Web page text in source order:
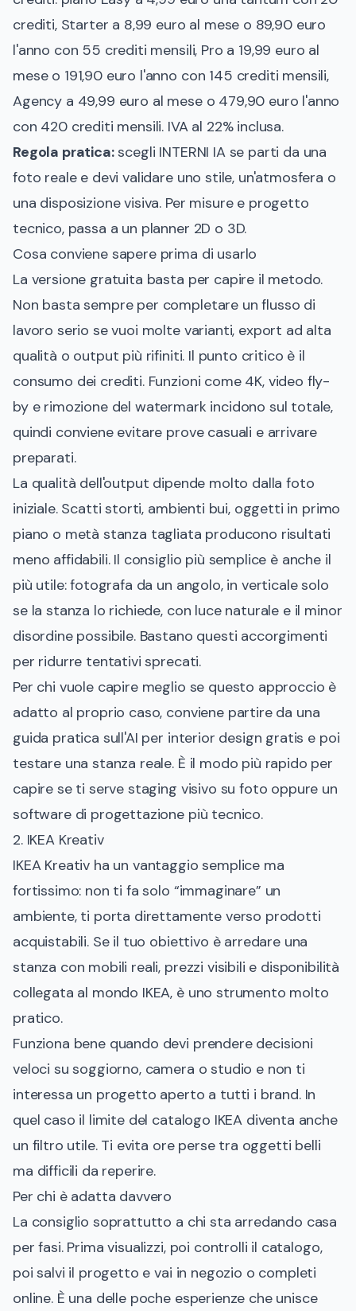
crediti, Starter a 8,99 euro al mese o 89,90 euro
l'anno con 55 crediti mensili, Pro a 19,99 euro al
mese o 191,90 euro l'anno con 145 crediti mensili,
Agency a 49,99 euro al mese o 479,90 euro l'anno
con 420 crediti mensili. IVA al 22% inclusa.
Regola pratica:scegli INTERNI IA se parti da una
foto reale e devi validare uno stile, un'atmosfera o
una disposizione visiva. Per misure e progetto
tecnico, passa a un planner 2D o 3D.
Cosa conviene sapere prima di usarlo
La versione gratuita basta per capire il metodo.
Non basta sempre per completare un flusso di
lavoro serio se vuoi molte varianti, export ad alta
qualità o output più rifiniti. Il punto critico è il
consumo dei crediti. Funzioni come 4K, video fly-
by e rimozione del watermark incidono sul totale,
quindi conviene evitare prove casuali e arrivare
preparati.
La qualità dell'output dipende molto dalla foto
iniziale. Scatti storti, ambienti bui, oggetti in primo
piano o metà stanza tagliata producono risultati
meno affidabili. Il consiglio più semplice è anche il
più utile: fotografa da un angolo, in verticale solo
se la stanza lo richiede, con luce naturale e il minor
disordine possibile. Bastano questi accorgimenti
per ridurre tentativi sprecati.
Per chi vuole capire meglio se questo approccio è
adatto al proprio caso, conviene partire da una
guida pratica sull'AI per interior design gratis e poi
testare una stanza reale. È il modo più rapido per
capire se ti serve staging visivo su foto oppure un
software di progettazione più tecnico.
2. IKEA Kreativ
IKEA Kreativ ha un vantaggio semplice ma
fortissimo: non ti fa solo “immaginare” un
ambiente, ti porta direttamente verso prodotti
acquistabili. Se il tuo obiettivo è arredare una
stanza con mobili reali, prezzi visibili e disponibilità
collegata al mondo IKEA, è uno strumento molto
pratico.
Funziona bene quando devi prendere decisioni
veloci su soggiorno, camera o studio e non ti
interessa un progetto aperto a tutti i brand. In
quel caso il limite del catalogo IKEA diventa anche
un filtro utile. Ti evita ore perse tra oggetti belli
ma difficili da reperire.
Per chi è adatta davvero
La consiglio soprattutto a chi sta arredando casa
per fasi. Prima visualizzi, poi controlli il catalogo,
poi salvi il progetto e vai in negozio o completi
online. È una delle poche esperienze che unisce